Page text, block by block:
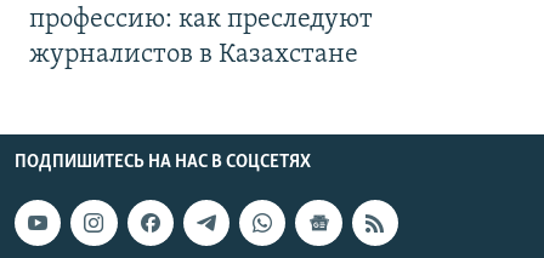
профессию: как преследуют
журналистов в Казахстане
ПОДПИШИТЕСЬ НА НАС В СОЦСЕТЯХ